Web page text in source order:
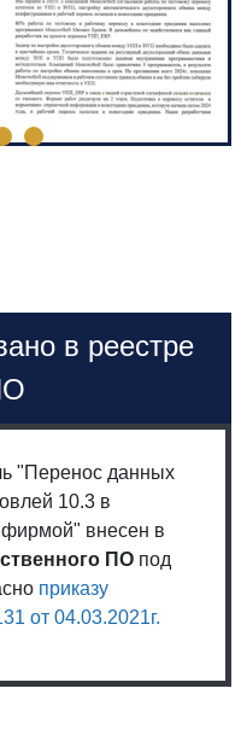
в реестре
"Перенос данных
10.3 в
внесен в
ПО под
приказу
от 04.03.2021г.